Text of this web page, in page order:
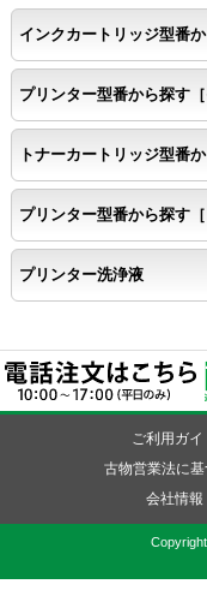
ページ印刷可能枚数・
認
ページ収量、1,000ペ
SAD値を計測
粉漏れや損傷箇所はな
インクカートリッジ型番
プリンター型番から探す［
トナーカートリッジ型番
プリンター型番から探す［
プリンター洗浄液
ご利用ガイ
古物営業法に
会社情報